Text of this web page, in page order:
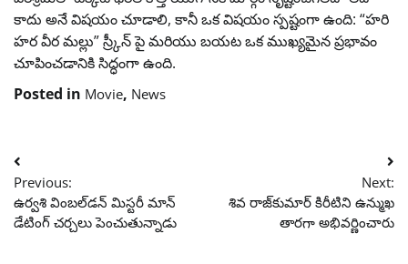
కాదు అనే విషయం చూడాలి, కానీ ఒక విషయం స్పష్టంగా ఉంది: “హరి
హర వీర మల్లు” స్ర్కీన్ పై మరియు బయట ఒక ముఖ్యమైన ప్రభావం
చూపించడానికి సిద్ధంగా ఉంది.
Posted in Movie, News
Post
navigation
Previous:
ఉర్వశి వింబల్‌డన్ మిస్టరీ మాన్
డేటింగ్ చర్చలు పెంచుతున్నాడు
Next:
శివ రాజ్‌కుమార్ కిరీటిని ఉన్ముఖ
తారగా అభివర్ణించారు